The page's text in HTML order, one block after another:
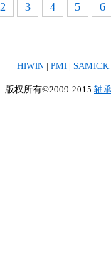
2 3 4 5 6
HIWIN| PMI| SAMICK
版权所有©2009-2015 轴